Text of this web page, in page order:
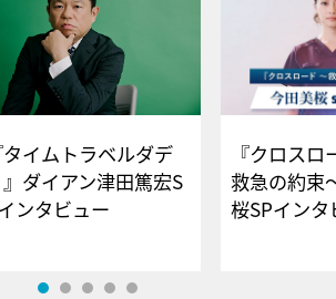
タイムトラベルダデ
』ダイアン津田篤宏S
ンタビュー
『クロス
救急の約束
桜SPイ